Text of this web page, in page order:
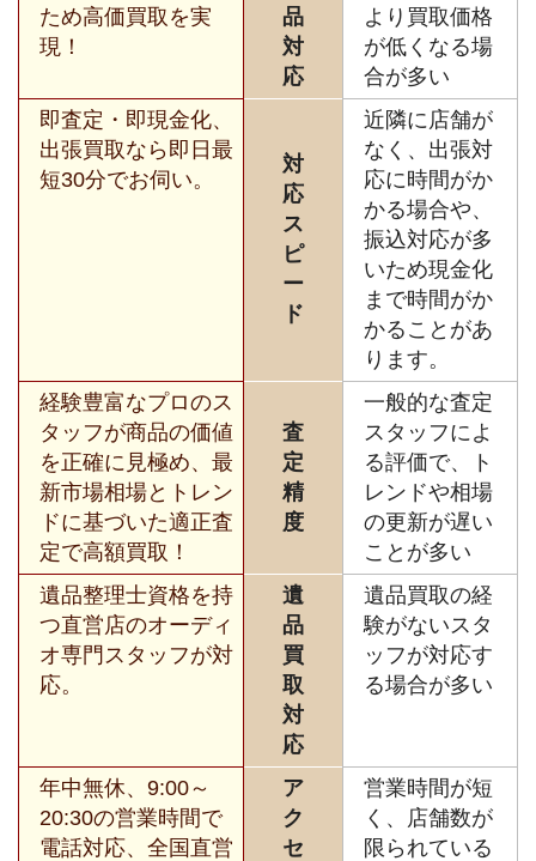
ため高価買取を実
現！
品
対
応
より買取価格
が低くなる場
合が多い
即査定・即現金化、
出張買取なら即日最
短30分でお伺い。
対
応
ス
ピ
ー
ド
近隣に店舗が
なく、出張対
応に時間がか
かる場合や、
振込対応が多
いため現金化
まで時間がか
かることがあ
ります。
経験豊富なプロのス
タッフが商品の価値
を正確に見極め、最
新市場相場とトレン
ドに基づいた適正査
定で高額買取！
査
定
精
度
一般的な査定
スタッフによ
る評価で、ト
レンドや相場
の更新が遅い
ことが多い
遺品整理士資格を持
つ直営店のオーディ
オ専門スタッフが対
応。
遺
品
買
取
対
応
遺品買取の経
験がないスタ
ッフが対応す
る場合が多い
年中無休、9:00～
20:30の営業時間で
電話対応、全国直営
ア
ク
セ
営業時間が短
く、店舗数が
限られている